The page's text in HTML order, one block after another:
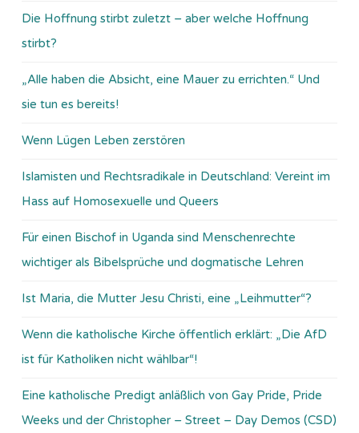
Die Hoffnung stirbt zuletzt – aber welche Hoffnung
stirbt?
„Alle haben die Absicht, eine Mauer zu errichten.“ Und
sie tun es bereits!
Wenn Lügen Leben zerstören
Islamisten und Rechtsradikale in Deutschland: Vereint im
Hass auf Homosexuelle und Queers
Für einen Bischof in Uganda sind Menschenrechte
wichtiger als Bibelsprüche und dogmatische Lehren
Ist Maria, die Mutter Jesu Christi, eine „Leihmutter“?
Wenn die katholische Kirche öffentlich erklärt: „Die AfD
ist für Katholiken nicht wählbar“!
Eine katholische Predigt anläßlich von Gay Pride, Pride
Weeks und der Christopher – Street – Day Demos (CSD)